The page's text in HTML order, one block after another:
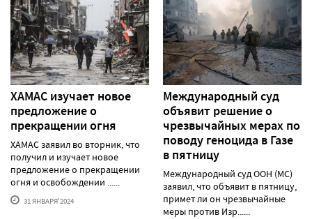
ХАМАС изучает новое
предложение о
прекращении огня
ХАМАС заявил во вторник, что
получил и изучает новое
предложение о прекращении
огня и освобождении ......
31 ЯНВАРЯ'2024
Международный суд
объявит решение о
чрезвычайных мерах по
поводу геноцида в Газе
в пятницу
Международный суд ООН (МС)
заявил, что объявит в пятницу,
примет ли он чрезвычайные
меры против Изр......